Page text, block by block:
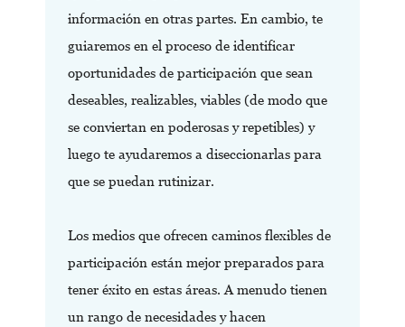
información en otras partes. En cambio, te
guiaremos en el proceso de identificar
oportunidades de participación que sean
deseables, realizables, viables (de modo que
se conviertan en poderosas y repetibles) y
luego te ayudaremos a diseccionarlas para
que se puedan rutinizar.
Los medios que ofrecen caminos flexibles de
participación están mejor preparados para
tener éxito en estas áreas. A menudo tienen
un rango de necesidades y hacen